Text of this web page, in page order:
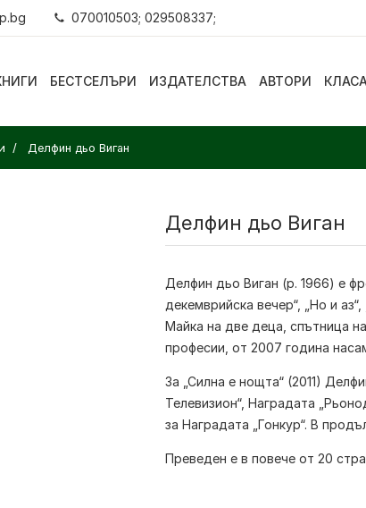
070010503; 029508337;
БЕСТСЕЛЪРИ ИЗДАТЕЛСТВА АВТОРИ
Делфин дьо Виган
Делфин дьо Виган
Делфин дьо Виган (р. 1966) е
декемврийска вечер“, „Но и
Майка на две деца, спътница
професии, от 2007 година
За „Силна е нощта“ (2011)
Телевизион“, Наградата
за Наградата „Гонкур“. В
Преведен е в повече от 20